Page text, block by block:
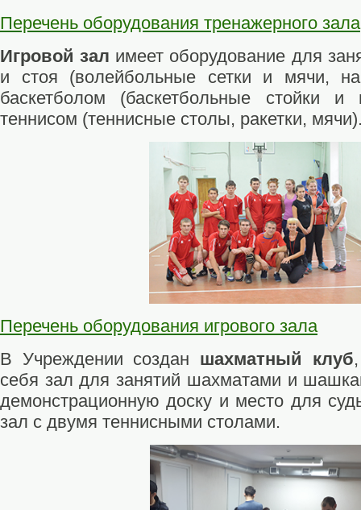
Перечень оборудования тренажерного зала
Игровой зал имеет оборудование для
и стоя (волейбольные сетки и мячи,
баскетболом (баскетбольные стойки
теннисом (теннисные столы, ракетки,
Перечень оборудования игрового зала
В Учреждении создан шахматный клуб
себя зал для занятий шахматами и
демонстрационную доску и место для
зал с двумя теннисными столами.